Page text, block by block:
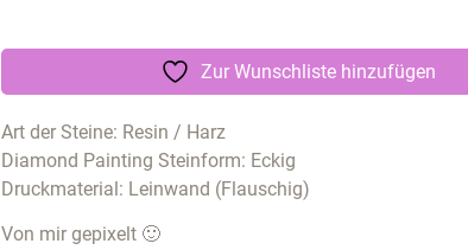
Zur Wunschliste hinzufügen
Art der Steine: Resin / Harz
Diamond Painting Steinform: Eckig
Druckmaterial: Leinwand (Flauschig)
Von mir gepixelt 🙂